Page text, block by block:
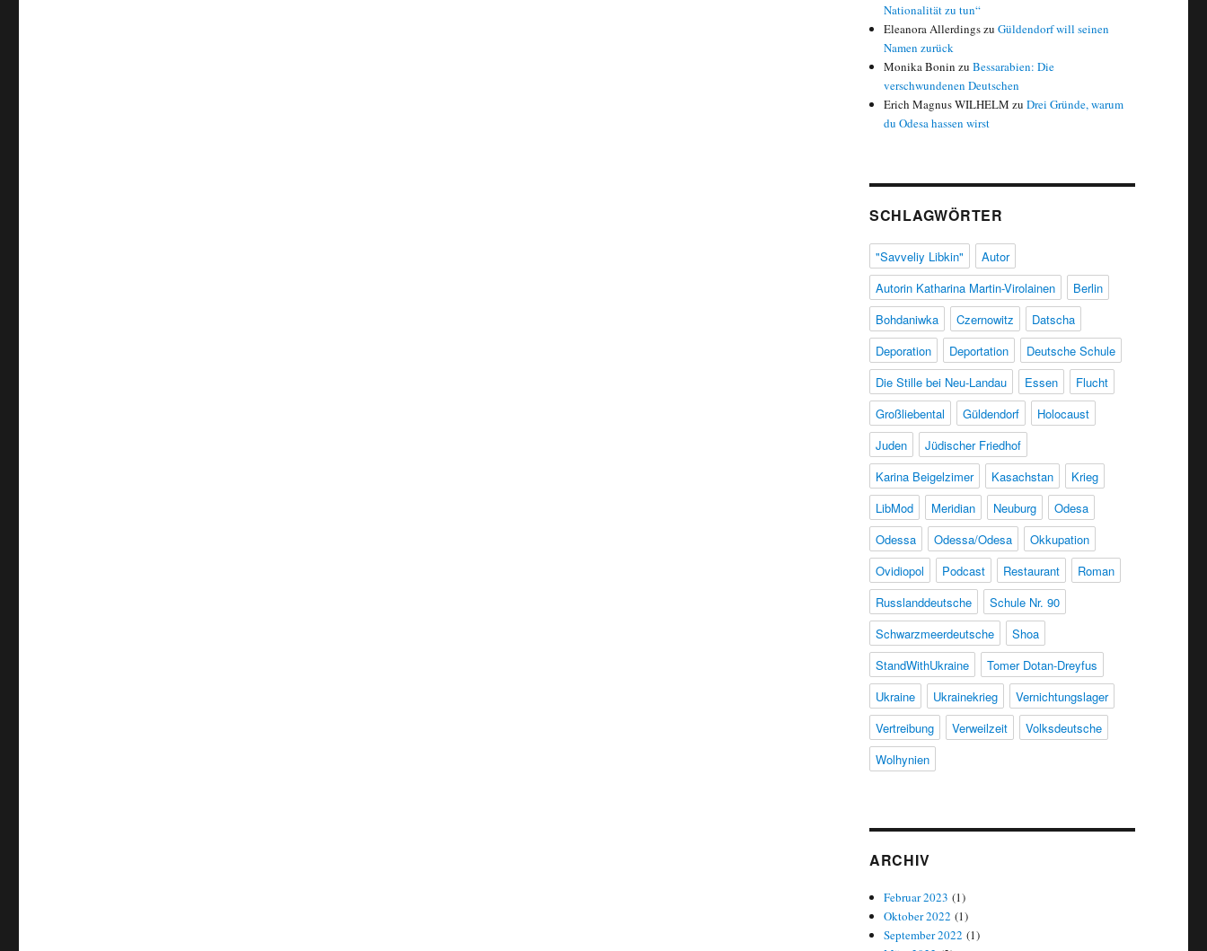
Nationalität zu tun“
Eleanora AllerdingszuGüldendorf will seinen
Namen zurück
Monika Bonin zuBessarabien: Die
verschwundenen Deutschen
Erich Magnus WILHELM zuDrei Gründe, warum
du Odesa hassen wirst
SCHLAGWÖRTER
"Savveliy Libkin"
Autor
Autorin Katharina Martin-Virolainen
Berlin
Boh­da­niwka
Czernowitz
Datscha
Deporation
Deportation
Deutsche Schule
Die Stille bei Neu-Landau
Essen
Flucht
Großliebental
Güldendorf
Holocaust
Juden
Jüdischer Friedhof
Karina Beigelzimer
Kasachstan
Krieg
LibMod
Meridian Neuburg
Odesa
Odessa
Odessa/Odesa
Okkupation
Ovidiopol
Podcast Restaurant
Roman
Russlanddeutsche
Schule Nr. 90
Schwarzmeerdeutsche
Shoa
StandWithUkraine
Tomer Dotan-Dreyfus
Ukraine
Ukrainekrieg
Vernichtungslager
Vertreibung
Verweilzeit
Volksdeutsche
Wolhynien
ARCHIV
Februar 2023 (1)
Oktober 2022 (1)
September 2022 (1)